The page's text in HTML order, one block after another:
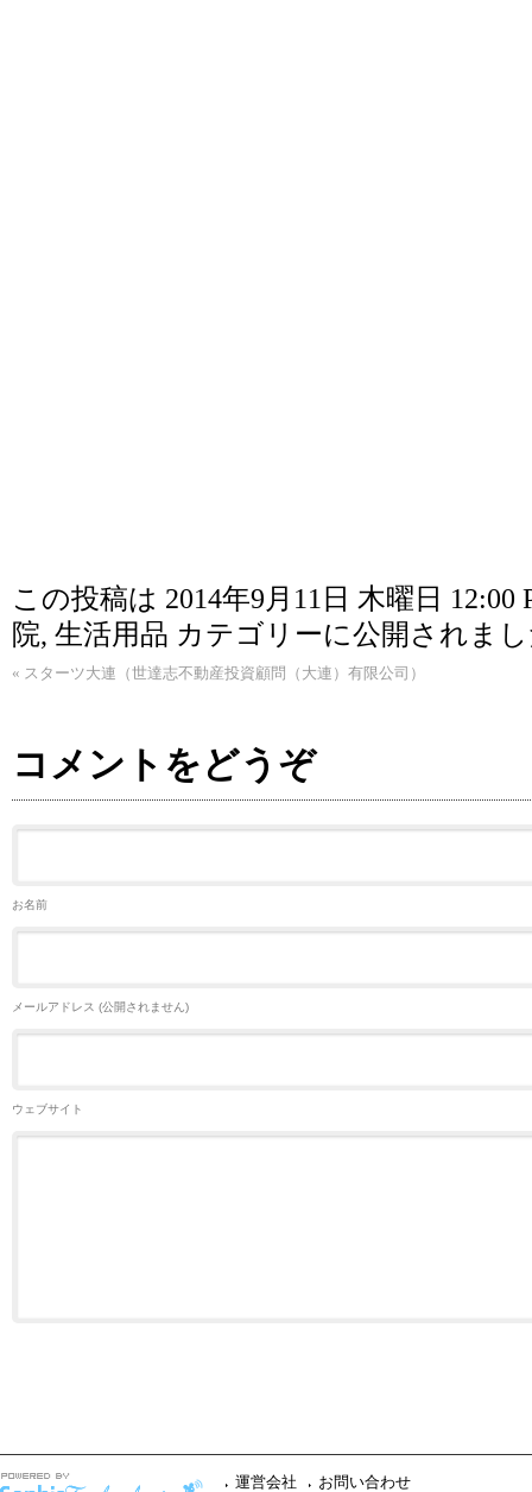
この投稿は 2014年9月11日 木曜日 12:00
院, 生活用品 カテゴリーに公開されま
« スターツ大連（世達志不動産投資顧問（大連）有限公司）
コメントをどうぞ
お名前
メールアドレス (公開されません)
ウェブサイト
運営会社 お問い合わせ